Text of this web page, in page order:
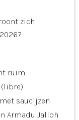
zich
ruim
saucijzen
Armadu Jalloh